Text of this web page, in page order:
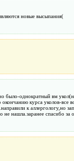
новые высыпания(
однократный вм
курса уколов-
к аллергологу,но
нашла.заранее спасибо за